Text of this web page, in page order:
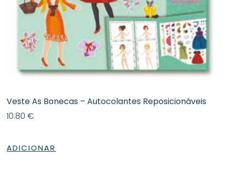
Veste As Bonecas – Autocolantes Reposicionáveis
10.80€
ADICIONAR